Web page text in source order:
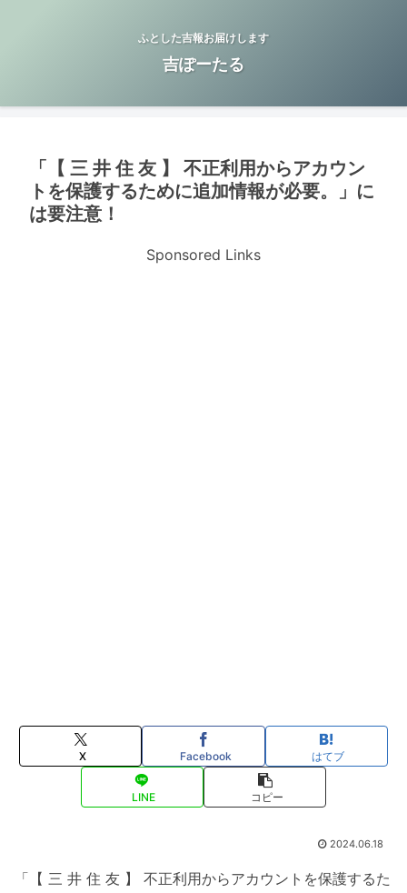
ふとした吉報お届けします
吉ぽーたる
「【 三 井 住 友 】 不正利用からアカウン
トを保護するために追加情報が必要。」に
は要注意！
Sponsored Links
X Facebook はてブ
LINE コピー
2024.06.18
「【 三 井 住 友 】 不正利用からアカウントを保護するた